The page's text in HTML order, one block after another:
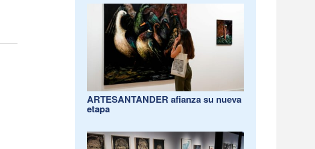
ARTESANTANDER afianza su nueva
etapa